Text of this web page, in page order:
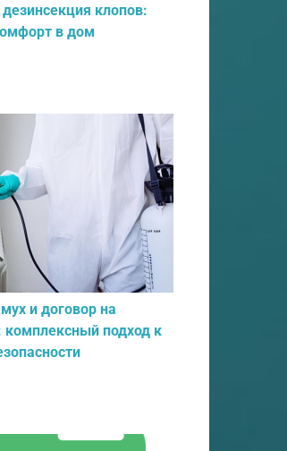
клопов:
в дом
и договор на
подход к